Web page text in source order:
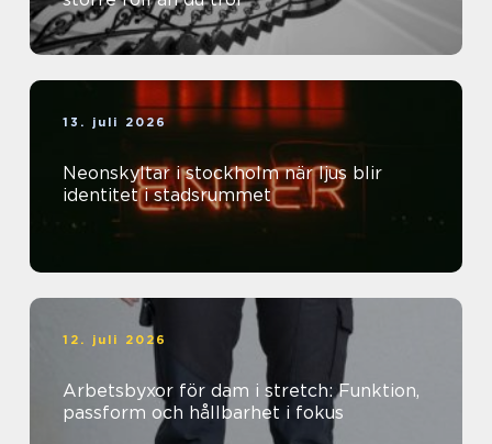
13. juli 2026
Neonskyltar i stockholm när ljus blir
identitet i stadsrummet
12. juli 2026
Arbetsbyxor för dam i stretch: Funktion,
passform och hållbarhet i fokus